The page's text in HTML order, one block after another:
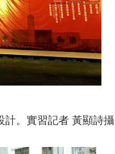
。實習記者 黃顯詩攝